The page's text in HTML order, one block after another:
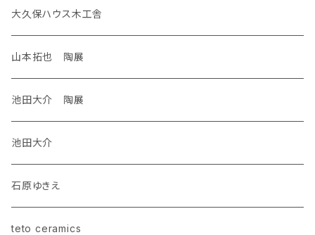
大久保ハウス木工舎
山本拓也 陶展
池田大介 陶展
池田大介
石原ゆきえ
teto ceramics